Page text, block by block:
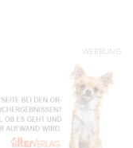
WERBUNG